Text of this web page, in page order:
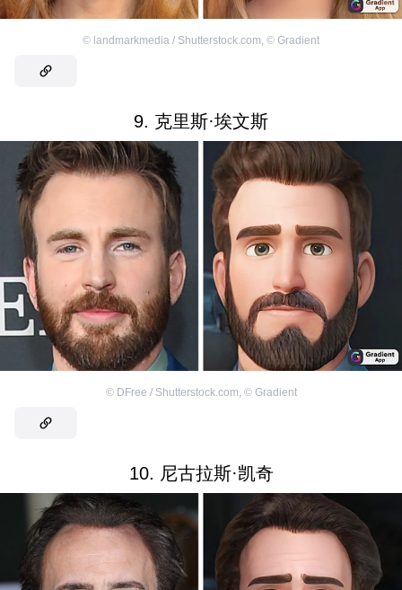
© landmarkmedia / Shutterstock.com, © Gradient
9. 克里斯·埃文斯
© DFree / Shutterstock.com © Gradient
10. 尼古拉斯·凯奇